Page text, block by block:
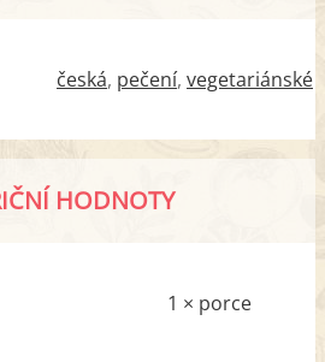
česká pečení vegetariánské
HODNOTY
1 × porce